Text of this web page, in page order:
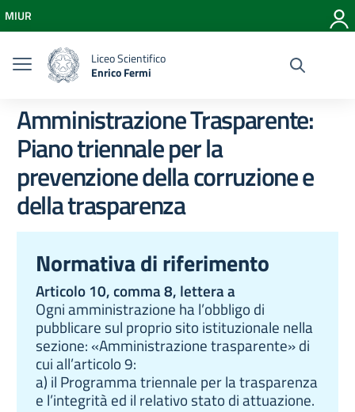
Vai al menu di navigazione
Vai al footer
MIUR
Liceo Scientifico
Enrico Fermi
Amministrazione Trasparente:
Piano triennale per la
prevenzione della corruzione e
della trasparenza
Normativa di riferimento
Articolo 10, comma 8, lettera a
Ogni amministrazione ha l’obbligo di
pubblicare sul proprio sito istituzionale nella
sezione: «Amministrazione trasparente» di
cui all’articolo 9:
a) il Programma triennale per la trasparenza
e l’integrità ed il relativo stato di attuazione.